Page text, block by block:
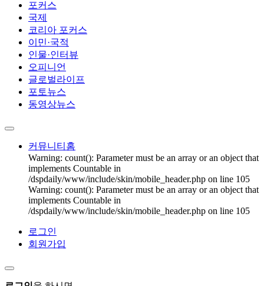
포커스
국제
코리아 포커스
이민·국적
인물·인터뷰
오피니언
글로벌라이프
포토뉴스
동영상뉴스
커뮤니티홈
Warning: count(): Parameter must be an array or an object that
implements Countable in
/dspdaily/www/include/skin/mobile_header.php on line 105
Warning: count(): Parameter must be an array or an object that
implements Countable in
/dspdaily/www/include/skin/mobile_header.php on line 105
로그인
회원가입